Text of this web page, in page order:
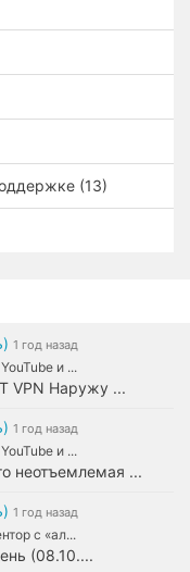
(13)
1 год назад
и ...
VPN Наружу ...
1 год назад
и ...
неотъемлемая ...
1 год назад
с «ал...
(08.10....